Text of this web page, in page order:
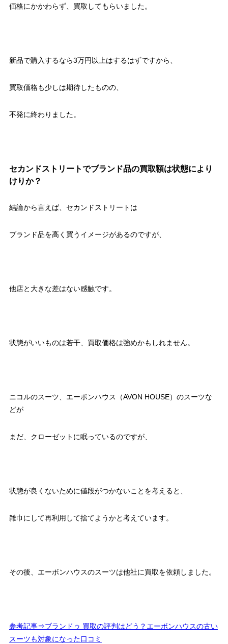
価格にかかわらず、買取してもらいました。
新品で購入するなら3万円以上はするはずですから、
買取価格も少しは期待したものの、
不発に終わりました。
セカンドストリートでブランド品の買取額は状態により
けりか？
結論から言えば、セカンドストリートは
ブランド品を高く買うイメージがあるのですが、
他店と大きな差はない感触です。
状態がいいものは若干、買取価格は強めかもしれません。
ニコルのスーツ、エーボンハウス（AVON HOUSE）のスーツな
どが
まだ、クローゼットに眠っているのですが、
状態が良くないために値段がつかないことを考えると、
雑巾にして再利用して捨てようかと考えています。
その後、エーボンハウスのスーツは他社に買取を依頼しました。
参考記事⇒ブランドゥ 買取の評判はどう？エーボンハウスの古い
スーツも対象になった口コミ